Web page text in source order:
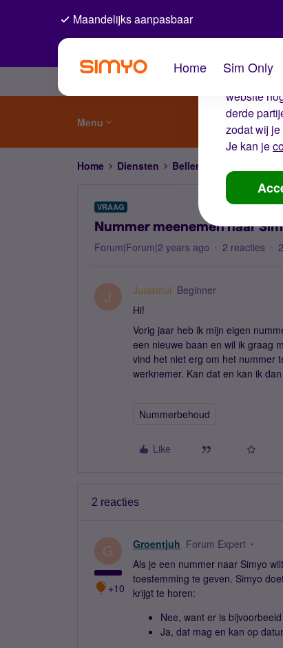
Wij
website
derde
zodat wij
Je kan je
Maandelijks aanpasbaar
Home Sim Only
Menu
Home Diensten Bellen, sms'en,
VRAAG
Nummer meenemen naar
Forum|Forum|2 years ago 2 reacties
J Juulsmul Beginner
Hi!
Vorig jaar heb ik mijn eigen
een nieuwe baan en wil ik graag
vind het niet erg om het nummer
werknemer. Kan dat en kan ik
Nummerbehoud
Like
2 reacties
G
+10
Groentjuh Forum Expert
Als je een nummer naar Simyo
toestemming te geven. Simyo
krijgt te horen:
Nee, want er is
Ja, dat mag en kan op